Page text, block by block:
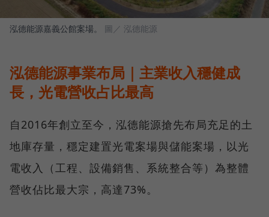
泓德能源嘉義公館案場。 圖／ 泓德能源
泓德能源事業布局｜主業收入穩健成
長，光電營收占比最高
自2016年創立至今，泓德能源搶先布局充足的土
地庫存量，穩定建置光電案場與儲能案場，以光
電收入（工程、設備銷售、系統整合等）為整體
營收佔比最大宗，高達73%。